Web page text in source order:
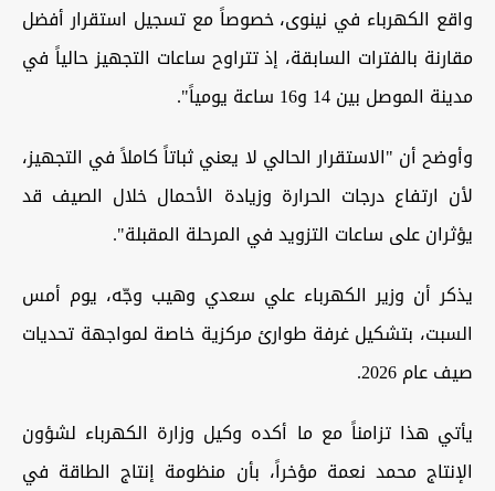
واقع الكهرباء في نينوى، خصوصاً مع تسجيل استقرار أفضل
مقارنة بالفترات السابقة، إذ تتراوح ساعات التجهيز حالياً في
مدينة الموصل بين 14 و16 ساعة يومياً".
وأوضح أن "الاستقرار الحالي لا يعني ثباتاً كاملاً في التجهيز،
لأن ارتفاع درجات الحرارة وزيادة الأحمال خلال الصيف قد
يؤثران على ساعات التزويد في المرحلة المقبلة".
يذكر أن وزير الكهرباء علي سعدي وهيب وجّه، يوم أمس
السبت، بتشكيل غرفة طوارئ مركزية خاصة لمواجهة تحديات
صيف عام 2026.
يأتي هذا تزامناً مع ما أكده وكيل وزارة الكهرباء لشؤون
الإنتاج محمد نعمة مؤخراً، بأن منظومة إنتاج الطاقة في